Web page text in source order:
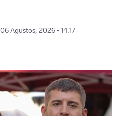
06 Ağustos, 2026 - 14:17